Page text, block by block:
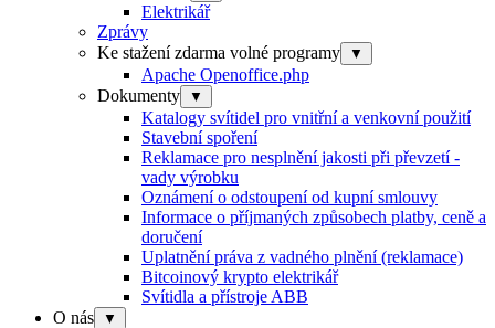
Elektrikář
Zprávy
Ke stažení zdarma volné programy
▼
Apache Openoffice.php
Dokumenty
▼
Katalogy svítidel pro vnitřní a venkovní použití
Stavební spoření
Reklamace pro nesplnění jakosti při převzetí -
vady výrobku
Oznámení o odstoupení od kupní smlouvy
Informace o příjmaných způsobech platby, ceně a
doručení
Uplatnění práva z vadného plnění (reklamace)
Bitcoinový krypto elektrikář
Svítidla a přístroje ABB
O nás
▼